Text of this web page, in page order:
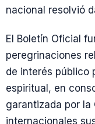
nacional resolvió
El Boletín Oficial
peregrinaciones
de interés público
espiritual, en
garantizada por
internacionales